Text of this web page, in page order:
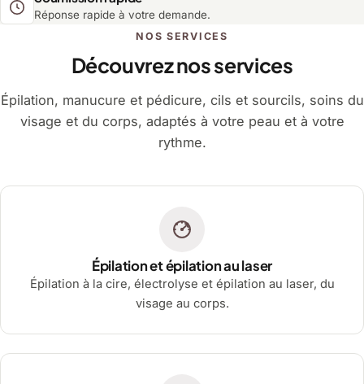
Réponse rapide à votre demande.
NOS SERVICES
Découvrez nos services
Épilation, manucure et pédicure, cils et sourcils, soins du
visage et du corps, adaptés à votre peau et à votre
rythme.
Épilation et épilation au laser
Épilation à la cire, électrolyse et épilation au laser, du
visage au corps.